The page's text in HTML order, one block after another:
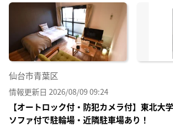
仙台市青葉区
情報更新日 2026/08/09 09:24
【オートロック付・防犯カメラ付】東北大
ソファ付で駐輪場・近隣駐車場あり！